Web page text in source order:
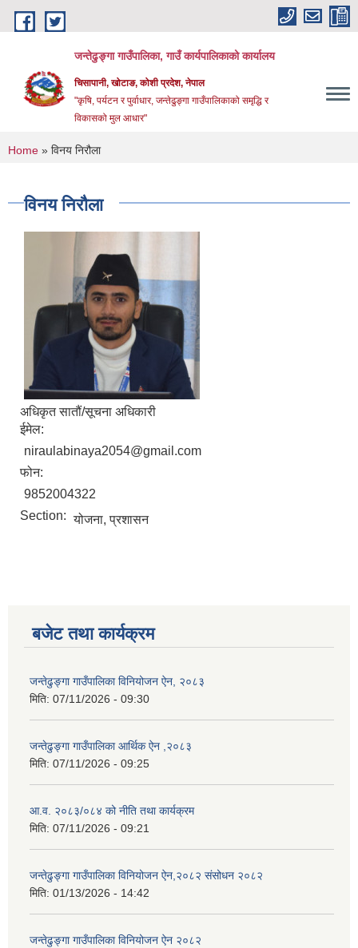
Skip to main content
जन्तेढुङ्गा गाउँपालिका, गाउँ कार्यपालिकाको कार्यालय
चिसापानी, खोटाङ, कोशी प्रदेश, नेपाल
"कृषि, पर्यटन र पुर्वाधार, जन्तेढुङ्गा गाउँपालिकाको समृद्धि र
विकासको मुल आधार"
You are here
Home » विनय निरौला
विनय निरौला
अधिकृत सातौं/सूचना अधिकारी
ईमेल:
niraulabinaya2054@gmail.com
फोन:
9852004322
Section: योजना, प्रशासन
बजेट तथा कार्यक्रम
जन्तेढुङ्गा गाउँपालिका विनियोजन ऐन, २०८३
मिति: 07/11/2026 - 09:30
जन्तेढुङ्गा गाउँपालिका आर्थिक ऐन ,२०८३
मिति: 07/11/2026 - 09:25
आ.व. २०८३/०८४ को नीति तथा कार्यक्रम
मिति: 07/11/2026 - 09:21
जन्तेढुङ्गा गाउँपालिका विनियोजन ऐन,२०८२ संसोधन २०८२
मिति: 01/13/2026 - 14:42
जन्तेढुङ्गा गाउँपालिका विनियोजन ऐन २०८२